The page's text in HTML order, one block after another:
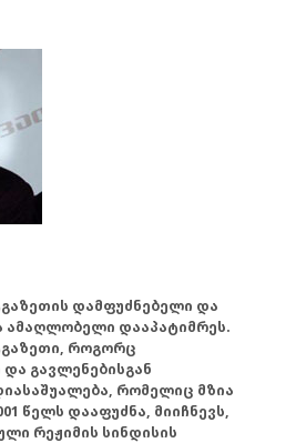
დამფუძნებელი და
ამაღლობელი დააპატიმრეს.
როგორც
გავლენებისგან
რომელიც მზია
წელს დააფუძნა, მიიჩნევს,
რეჟიმის სინდისის